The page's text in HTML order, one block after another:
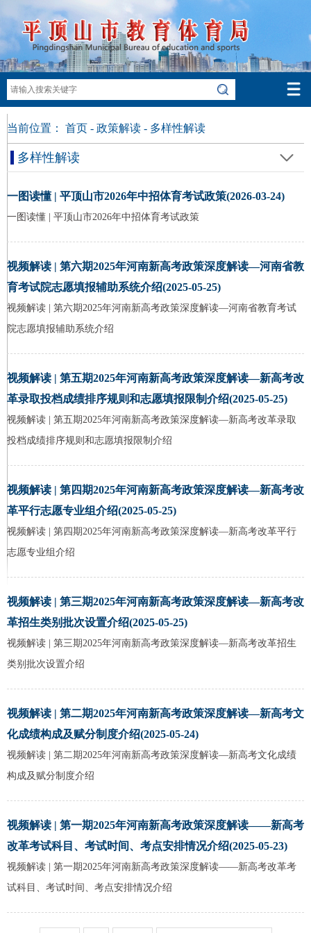
当前位置： 首页 - 政策解读 - 多样性解读
多样性解读
一图读懂 | 平顶山市2026年中招体育考试政策(2026-03-24)
一图读懂 | 平顶山市2026年中招体育考试政策
视频解读 | 第六期2025年河南新高考政策深度解读—河南省教
育考试院志愿填报辅助系统介绍(2025-05-25)
视频解读 | 第六期2025年河南新高考政策深度解读—河南省教育考试
院志愿填报辅助系统介绍
视频解读 | 第五期2025年河南新高考政策深度解读—新高考改
革录取投档成绩排序规则和志愿填报限制介绍(2025-05-25)
视频解读 | 第五期2025年河南新高考政策深度解读—新高考改革录取
投档成绩排序规则和志愿填报限制介绍
视频解读 | 第四期2025年河南新高考政策深度解读—新高考改
革平行志愿专业组介绍(2025-05-25)
视频解读 | 第四期2025年河南新高考政策深度解读—新高考改革平行
志愿专业组介绍
视频解读 | 第三期2025年河南新高考政策深度解读—新高考改
革招生类别批次设置介绍(2025-05-25)
视频解读 | 第三期2025年河南新高考政策深度解读—新高考改革招生
类别批次设置介绍
视频解读 | 第二期2025年河南新高考政策深度解读—新高考文
化成绩构成及赋分制度介绍(2025-05-24)
视频解读 | 第二期2025年河南新高考政策深度解读—新高考文化成绩
构成及赋分制度介绍
视频解读 | 第一期2025年河南新高考政策深度解读——新高考
改革考试科目、考试时间、考点安排情况介绍(2025-05-23)
视频解读 | 第一期2025年河南新高考政策深度解读——新高考改革考
试科目、考试时间、考点安排情况介绍